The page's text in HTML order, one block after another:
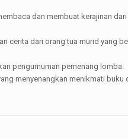
dan membuat kerajinan dari
cerita dari orang tua murid yang
pengumuman pemenang lomba.
menyenangkan menikmati